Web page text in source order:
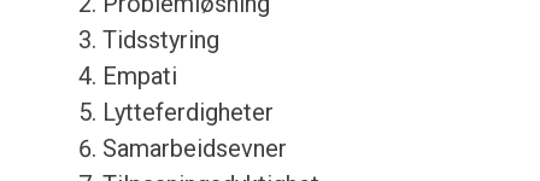
Tidsstyring
Empati
Lytteferdigheter
Samarbeidsevner